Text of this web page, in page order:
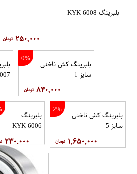
بلبرینگ 6008 KYK
۲۵۰,۰۰۰
0%
بلبرینگ کش ناخنی
سایز 1
۸۴۰,۰۰۰
KYK
2%
بلبرینگ کش ناخنی
سایز 5
۱,۶۵۰,۰۰۰
بلبرینگ
6006 KYK
۲۳۰,۰۰۰